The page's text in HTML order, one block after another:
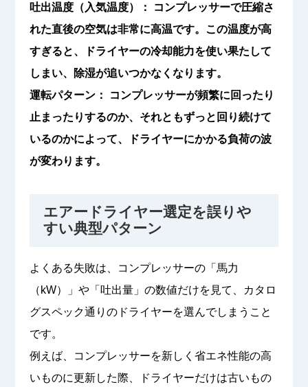
吐出温度（入気温度）： コンプレッサーで圧縮さ
れた直後の空気は非常に高温です。この温度が高
すぎると、ドライヤーの冷却能力を使い果たして
しまい、除湿が追いつかなくなります。
運転パターン： コンプレッサーが頻繁に回ったり
止まったりするのか、それともずっと回り続けて
いるのかによって、ドライヤーにかかる負荷の波
が変わります。
エアードライヤー選定を誤りや
すい典型パターン
よくある失敗は、コンプレッサーの「馬力
（kW）」や「吐出量」の数値だけを見て、カタロ
グスペック通りのドライヤーを選んでしまうこと
です。
例えば、コンプレッサーを新しく省エネ性能の高
いものに更新した際、ドライヤーだけは古いもの